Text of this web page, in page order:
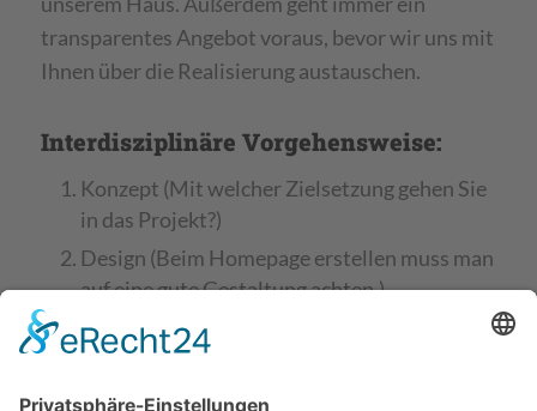
transparentes Angebot voraus, bevor wir uns mit
Ihnen über die Realisierung austauschen.
Interdisziplinäre Vorgehensweise:
Konzept (Mit welcher Zielsetzung gehen Sie
in das Projekt?)
Design (Beim Homepage erstellen muss man
auf eine gute Gestaltung achten.)
Ergonomie (Wie führe ich den Kunden durch
die Seite?)
Mobilität der Webseite (Die Seite muss